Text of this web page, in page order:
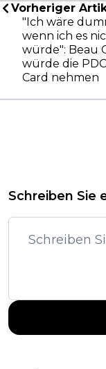
Vorheriger
"Ich wäre
wenn ich es
würde": Beau
würde die
Card nehmen
Schreiben Sie